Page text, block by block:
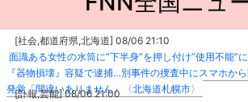
[社会,都道府県,北海道] 08/06 21:10
面識ある女性の水筒に”下半身”を押し付け”使用不能”
『器物損壊』容疑で逮捕…別事件の捜査中にスマホか
発覚「間違いありません」〈北海道札幌市〉
[訃報,芸能] 08/06 21:00